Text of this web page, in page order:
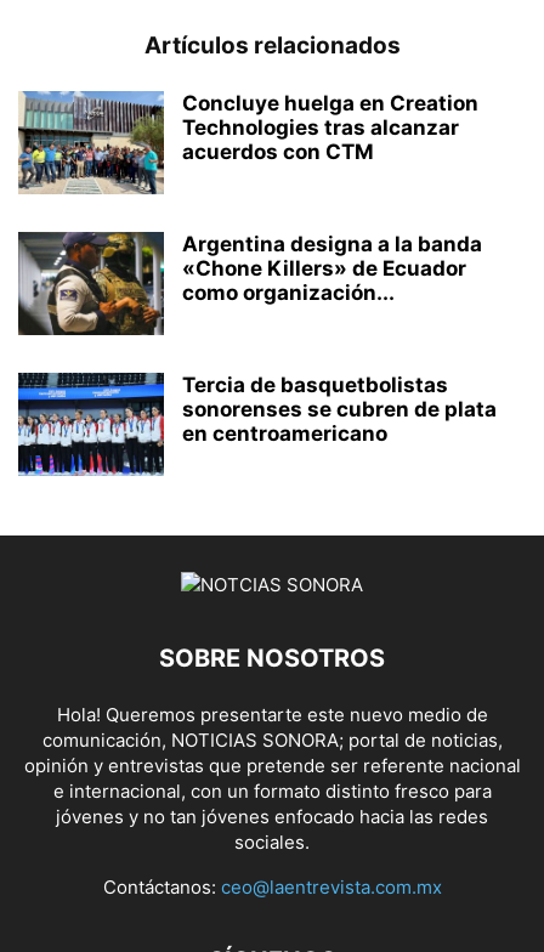
Artículos relacionados
Concluye huelga en Creation
Technologies tras alcanzar
acuerdos con CTM
Argentina designa a la banda
«Chone Killers» de Ecuador
como organización...
Tercia de basquetbolistas
sonorenses se cubren de plata
en centroamericano
SOBRE NOSOTROS
Hola! Queremos presentarte este nuevo medio de
comunicación, NOTICIAS SONORA; portal de noticias,
opinión y entrevistas que pretende ser referente nacional
e internacional, con un formato distinto fresco para
jóvenes y no tan jóvenes enfocado hacia las redes
sociales.
Contáctanos: ceo@laentrevista.com.mx